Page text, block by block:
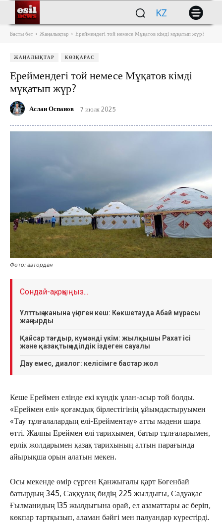
KZ
Басты бет Жаңалықтар Ереймендегі той немесе Мұқатов кімді мұқатып жүр?
ЖАҢАЛЫҚТАР КӨЗҚАРАС
Ереймендегі той немесе Мұқатов кімді
мұқатып жүр?
Аслан Оспанов 7 июля 2025
Фото: автордан
Сондай-ақ, оқыңыз...
Ұлттың жанына үңілген кеш: Көкшетауда Абай мұрасы
жаңғырды
Қайсар тағдыр, күмәнді үкім: жылқышы Рахат ісі
және қазақтың әділдік іздеген сауалы
Дау емес, диалог: келісімге бастар жол
Кеше Ереймен елінде екі күндік ұлан-асыр той болды.
«Ереймен елі» қоғамдық бірлестігінің ұйымдастыруымен
«Тау тұлғалалардың елі-Ерейментау» атты мәдени шара
өтті. Жалпы Ереймен елі тарихымен, батыр тұлғаларымен,
ерлік жолдарымен қазақ тарихының алтын парағында
айырықша орын алатын мекен.
Осы мекенде өмір сүрген Қанжығалы қарт Бөгенбай
батырдың 345, Саққұлақ бидің 225 жылдығы, Садуақас
Ғылманидың 135 жылдығына орай, ел азаматтары ас беріп,
көкпар тартқызып, аламан бәйгі мен палуандар күрестірді.